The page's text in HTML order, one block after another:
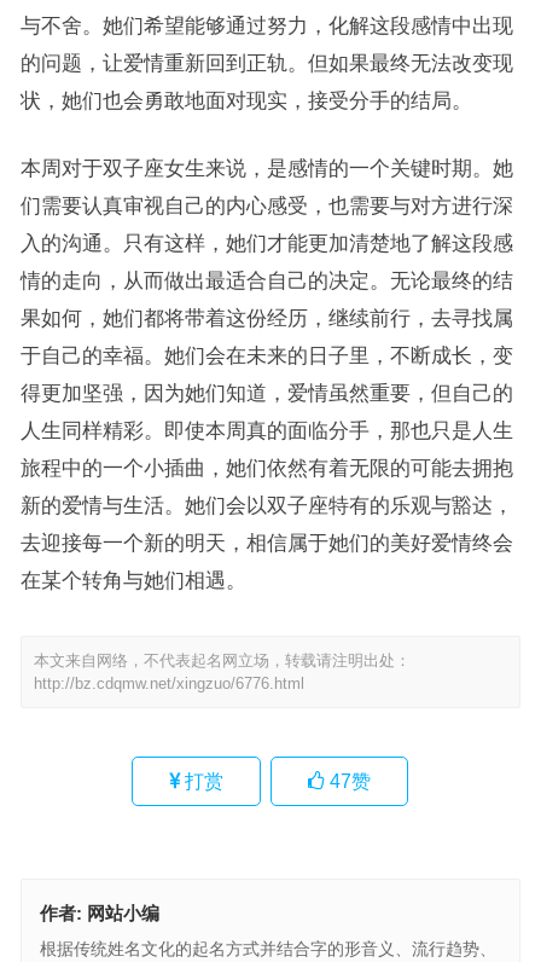
与不舍。她们希望能够通过努力，化解这段感情中出现
的问题，让爱情重新回到正轨。但如果最终无法改变现
状，她们也会勇敢地面对现实，接受分手的结局。
本周对于双子座女生来说，是感情的一个关键时期。她
们需要认真审视自己的内心感受，也需要与对方进行深
入的沟通。只有这样，她们才能更加清楚地了解这段感
情的走向，从而做出最适合自己的决定。无论最终的结
果如何，她们都将带着这份经历，继续前行，去寻找属
于自己的幸福。她们会在未来的日子里，不断成长，变
得更加坚强，因为她们知道，爱情虽然重要，但自己的
人生同样精彩。即使本周真的面临分手，那也只是人生
旅程中的一个小插曲，她们依然有着无限的可能去拥抱
新的爱情与生活。她们会以双子座特有的乐观与豁达，
去迎接每一个新的明天，相信属于她们的美好爱情终会
在某个转角与她们相遇。
本文来自网络，不代表起名网立场，转载请注明出处：
http://bz.cdqmw.net/xingzuo/6776.html
打赏 47赞
作者: 网站小编
根据传统姓名文化的起名方式并结合字的形音义、流行趋势、